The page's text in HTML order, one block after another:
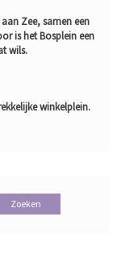
Zee, samen een
is het Bosplein een
wils.
winkelplein.